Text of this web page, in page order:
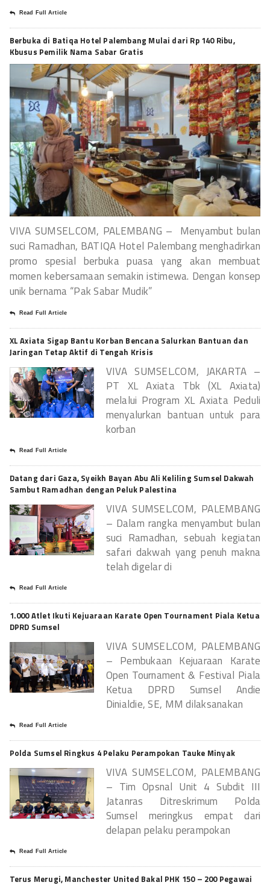
Read Full Article
Berbuka di Batiqa Hotel Palembang Mulai dari Rp 140 Ribu,
Kbusus Pemilik Nama Sabar Gratis
VIVA SUMSEL.COM, PALEMBANG – Menyambut bulan
suci Ramadhan, BATIQA Hotel Palembang menghadirkan
promo spesial berbuka puasa yang akan membuat
momen kebersamaan semakin istimewa. Dengan konsep
unik bernama “Pak Sabar Mudik”
Read Full Article
XL Axiata Sigap Bantu Korban Bencana Salurkan Bantuan dan
Jaringan Tetap Aktif di Tengah Krisis
VIVA SUMSEL.COM, JAKARTA –
PT XL Axiata Tbk (XL Axiata)
melalui Program XL Axiata Peduli
menyalurkan bantuan untuk para
korban
Read Full Article
Datang dari Gaza, Syeikh Bayan Abu Ali Keliling Sumsel Dakwah
Sambut Ramadhan dengan Peluk Palestina
VIVA SUMSEL.COM, PALEMBANG
– Dalam rangka menyambut bulan
suci Ramadhan, sebuah kegiatan
safari dakwah yang penuh makna
telah digelar di
Read Full Article
1.000 Atlet Ikuti Kejuaraan Karate Open Tournament Piala Ketua
DPRD Sumsel
VIVA SUMSEL.COM, PALEMBANG
– Pembukaan Kejuaraan Karate
Open Tournament & Festival Piala
Ketua DPRD Sumsel Andie
Dinialdie, SE, MM dilaksanakan
Read Full Article
Polda Sumsel Ringkus 4 Pelaku Perampokan Tauke Minyak
VIVA SUMSEL.COM, PALEMBANG
– Tim Opsnal Unit 4 Subdit III
Jatanras Ditreskrimum Polda
Sumsel meringkus empat dari
delapan pelaku perampokan
Read Full Article
Terus Merugi, Manchester United Bakal PHK 150 – 200 Pegawai